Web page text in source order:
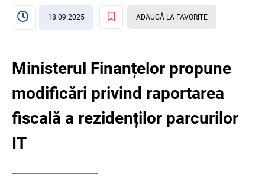
18.09.2025 ADAUGĂ LA FAVORITE
Ministerul Finanțelor propune
modificări privind raportarea
fiscală a rezidenților parcurilor
IT